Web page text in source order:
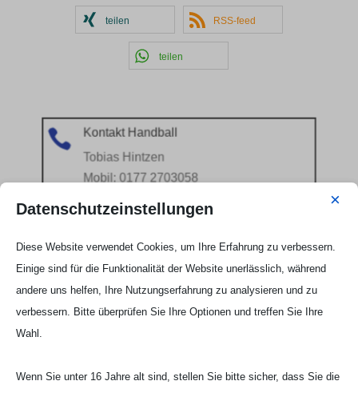
teilen RSS-feed
teilen

Kontakt Handball
Tobias Hintzen
Mobil: 0177 2703058
Email:
Tobias Hintzen
Datenschutzeinstellungen ×
Diese Website verwendet Cookies, um Ihre Erfahrung zu verbessern.
Einige sind für die Funktionalität der Website unerlässlich, während
andere uns helfen, Ihre Nutzungserfahrung zu analysieren und zu
verbessern. Bitte überprüfen Sie Ihre Optionen und treffen Sie Ihre
Wahl.
Wenn Sie unter 16 Jahre alt sind, stellen Sie bitte sicher, dass Sie die